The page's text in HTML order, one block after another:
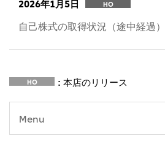
2026年1月5日 HO
自己株式の取得状況（途中経過）
HO : 本店のリリース
Menu